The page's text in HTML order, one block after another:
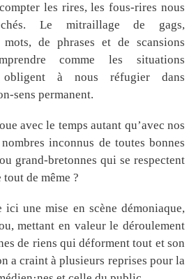
les rires, les fous-rires nous
Le mitraillage de gags,
mots, de phrases et de scansions
comme les situations
obligent à nous réfugier dans
sens permanent.
avec le temps autant qu’avec nos
inconnus de toutes bonnes
grand-bretonnes qui se respectent
tout de même ?
ici une mise en scène démoniaque,
mettant en valeur le déroulement
de riens qui déforment tout et son
a craint à plusieurs reprises pour la